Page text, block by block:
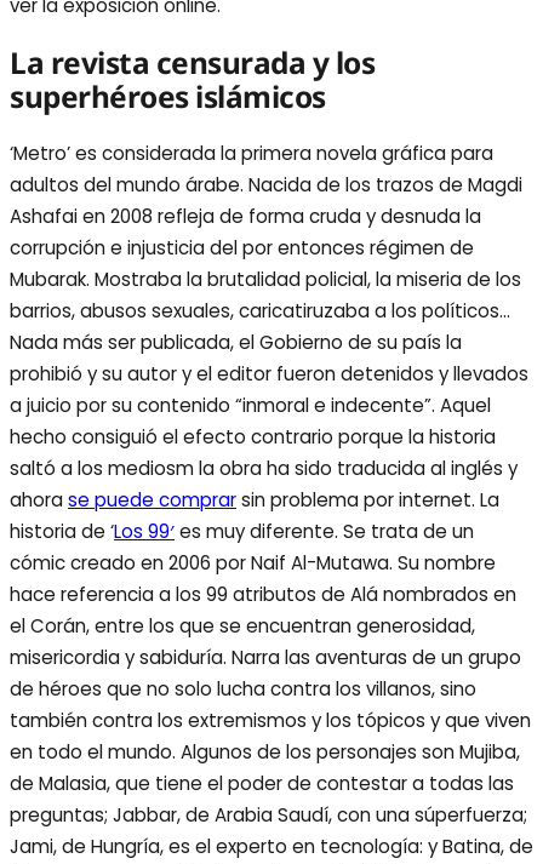
ver la exposición online.
La revista censurada y los
superhéroes islámicos
‘Metro’ es considerada la primera novela gráfica para
adultos del mundo árabe. Nacida de los trazos de Magdi
Ashafai en 2008 refleja de forma cruda y desnuda la
corrupción e injusticia del por entonces régimen de
Mubarak. Mostraba la brutalidad policial, la miseria de los
barrios, abusos sexuales, caricatiruzaba a los políticos…
Nada más ser publicada, el Gobierno de su país la
prohibió y su autor y el editor fueron detenidos y llevados
a juicio por su contenido “inmoral e indecente”. Aquel
hecho consiguió el efecto contrario porque la historia
saltó a los mediosm la obra ha sido traducida al inglés y
ahorase puede comprarsin problema por internet. La
historia de ‘Los 99′es muy diferente. Se trata de un
cómic creado en 2006 por Naif Al-Mutawa. Su nombre
hace referencia a los 99 atributos de Alá nombrados en
el Corán, entre los que se encuentran generosidad,
misericordia y sabiduría. Narra las aventuras de un grupo
de héroes que no solo lucha contra los villanos, sino
también contra los extremismos y los tópicos y que viven
en todo el mundo. Algunos de los personajes son Mujiba,
de Malasia, que tiene el poder de contestar a todas las
preguntas; Jabbar, de Arabia Saudí, con una súperfuerza;
Jami, de Hungría, es el experto en tecnología: y Batina, de